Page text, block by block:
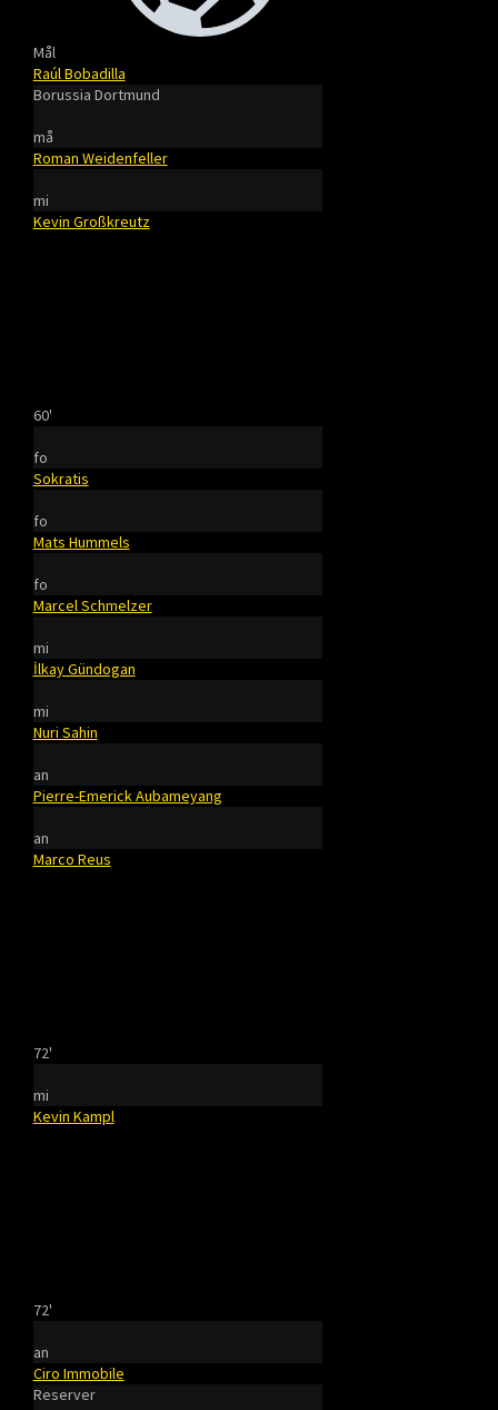
Mål
Raúl Bobadilla
Borussia Dortmund
må
Roman Weidenfeller
mi
Kevin Großkreutz
60'
fo
Sokratis
fo
Mats Hummels
fo
Marcel Schmelzer
mi
İlkay Gündogan
mi
Nuri Sahin
an
Pierre-Emerick Aubameyang
an
Marco Reus
72'
mi
Kevin Kampl
72'
an
Ciro Immobile
Reserver